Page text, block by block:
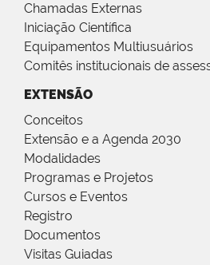
Chamadas Externas
Iniciação Científica
Equipamentos Multiusuários
Comitês institucionais de
EXTENSÃO
Conceitos
Extensão e a Agenda 2030
Modalidades
Programas e Projetos
Cursos e Eventos
Registro
Documentos
Visitas Guiadas